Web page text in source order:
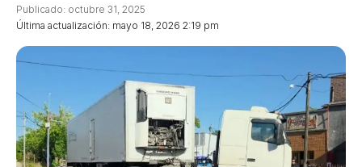
Última actualización: mayo 18, 2026 2:19 pm
Publicado: octubre 31, 2025